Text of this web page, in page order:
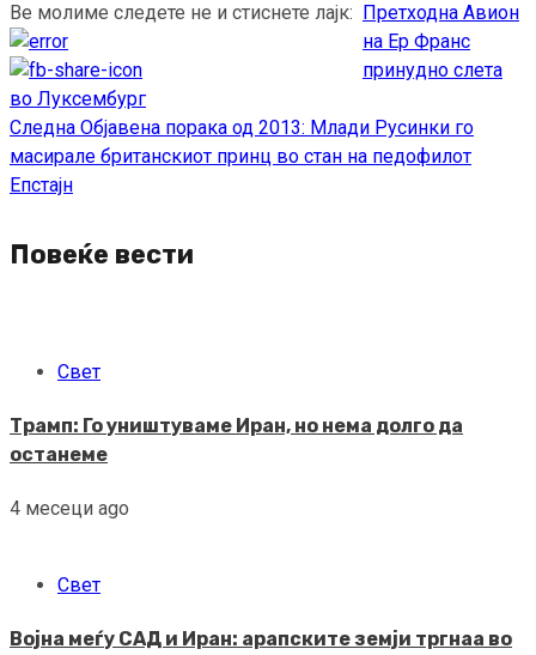
Ве молиме следете не и стиснете лајк:
Continue
Reading
Претходна Авион
на Ер Франс
принудно слета
во Луксембург
Следна Објавена порака од 2013: Млади Русинки го
масирале британскиот принц во стан на педофилот
Епстајн
Повеќе вести
Свет
Трамп: Го уништуваме Иран, но нема долго да
останеме
4 месеци ago
Свет
Војна меѓу САД и Иран: арапските земји тргнаа во